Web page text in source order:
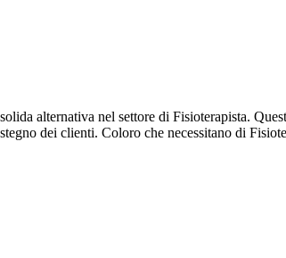
alternativa nel settore di Fisioterapista.
dei clienti. Coloro che necessitano di